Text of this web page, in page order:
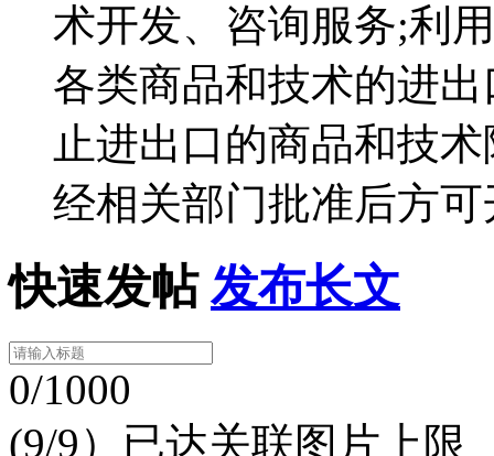
术开发、咨询服务;利
各类商品和技术的进
止进出口的商品和技
经相关部门批准后方
快速发帖 发布长文
0/1000
(9/9）已达关联图片上限